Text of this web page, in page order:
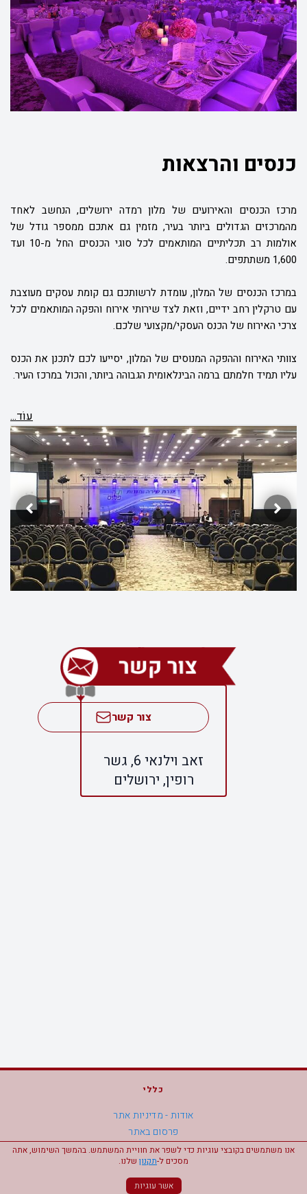
כנסים והרצאות
מרכז הכנסים והאירועים של מלון רמדה ירושלים, הנחשב לאחד
מהמרכזים הגדולים ביותר בעיר, מזמין גם אתכם ממספר גודל של
אולמות רב תכליתיים המותאמים לכל סוגי הכנסים החל מ-10 ועד
1,600 משתתפים.
במרכז הכנסים של המלון, עומדת לרשותכם גם קומת עסקים מעוצבת
עם טרקלין רחב ידיים, וזאת לצד שירותי אירוח והפקה המותאמים לכל
צרכי האירוח של הכנס העסקי/מקצועי שלכם.
צוותי האירוח וההפקה המנוסים של המלון, יסייעו לכם לתכנן את הכנס
עליו תמיד חלמתם ברמה הבינלאומית הגבוהה ביותר, והכול במרכז העיר.
עוֹד...
צור קשר
זאב וילנאי 6, גשר
רופין, ירושלים
אנו משתמשים בקובצי עוגיות כדי לשפר את חוויית המשתמש. בהמשך השימוש, אתה
מסכים ל-תקנון שלנו.
אשר עוגיות
כללי
אודות - מדיניות אתר
פרסום באתר
מפת אתר
הצהרת נגישות